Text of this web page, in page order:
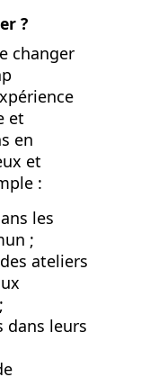
?
changer
et
en
et
:
les
;
ateliers
dans leurs